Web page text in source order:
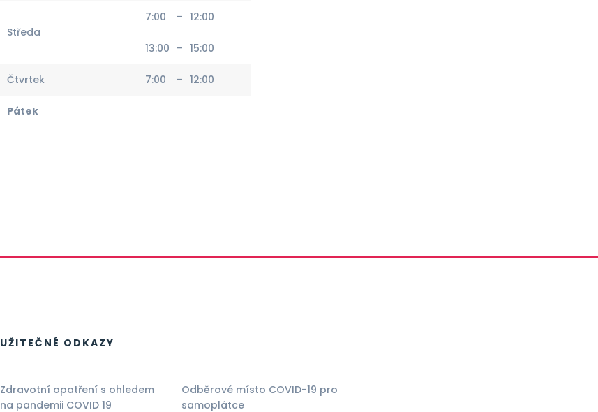
Středa
7:00 – 12:00
13:00 – 15:00
Čtvrtek 7:00 – 12:00
Pátek
UŽITEČNÉ ODKAZY
Zdravotní opatření s ohledem
na pandemii COVID 19
Odběrové místo COVID-19 pro
samoplátce